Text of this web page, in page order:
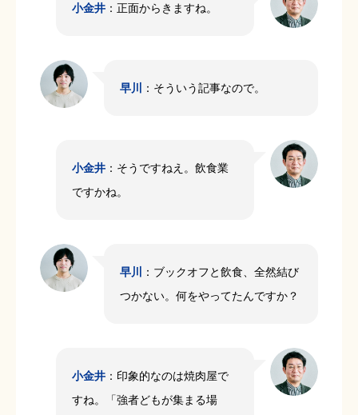
小金井 ：正面からきますね。
早川 ：そういう記事なので。
小金井 ：そうですねえ。飲食業
ですかね。
早川
：ブックオフと飲食、全然結び
つかない。何をやってたんですか？
小金井 ：印象的なのは焼肉屋で
すね。「強者どもが集まる場